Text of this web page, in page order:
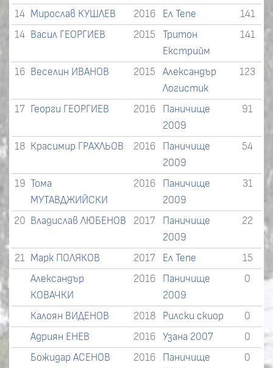
14 Мирослав КУШЛЕВ 2016 Ел Тепе
141
14
Васил ГЕОРГИЕВ 2015
Тритон
Екстрийм
141
16 Веселин ИВАНОВ 2015
Александър
Логистик
123
17 Георги ГЕОРГИЕВ 2016
Паничище
2009
91
18 Красимир ГРАХЛЬОВ 2016
Паничище
2009
54
19
Тома
МУТАВДЖИЙСКИ
2016
Паничище
2009
31
20 Владислав ЛЮБЕНОВ 2017
Паничище
2009
22
21 Марк ПОЛЯКОВ 2017 Ел Тепе
15
Александър
КОВАЧКИ
2016
Паничище
2009
0
Калоян ВИДЕНОВ 2018 Рилски скиор
0
Адриян ЕНЕВ
2016 Узана 2007
0
Божидар АСЕНОВ
2016
Паничище
0